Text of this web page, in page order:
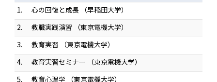
1.
心の回復と成長 （早稲田大学）
2.
教職実践演習 （東京電機大学）
3.
教育実習 （東京電機大学）
4.
教育実習セミナー （東京電機大学）
5.
教育心理学 （東京電機大学）